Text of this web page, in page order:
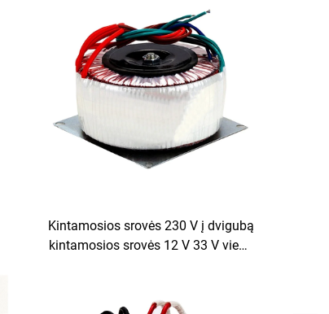
Kintamosios srovės 230 V į dvigubą
kintamosios srovės 12 V 33 V vieną
stiprintuvui tono plokštei